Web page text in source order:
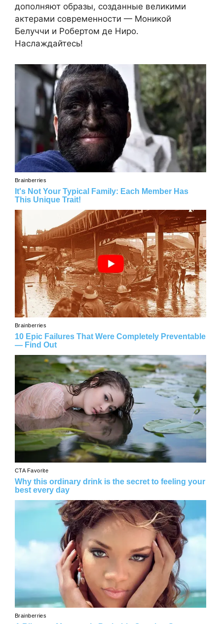
дополняют образы, созданные великими
актерами современности — Моникой
Белуччи и Робертом де Ниро.
Наслаждайтесь!